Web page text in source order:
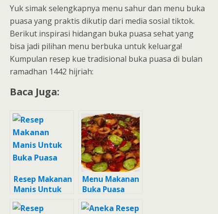
Yuk simak selengkapnya menu sahur dan menu buka
puasa yang praktis dikutip dari media sosial tiktok.
Berikut inspirasi hidangan buka puasa sehat yang
bisa jadi pilihan menu berbuka untuk keluarga!
Kumpulan resep kue tradisional buka puasa di bulan
ramadhan 1442 hijriah:
Baca Juga:
Resep Makanan
Manis Untuk
Buka Puasa
Menu Makanan
Buka Puasa
Untuk Dijual